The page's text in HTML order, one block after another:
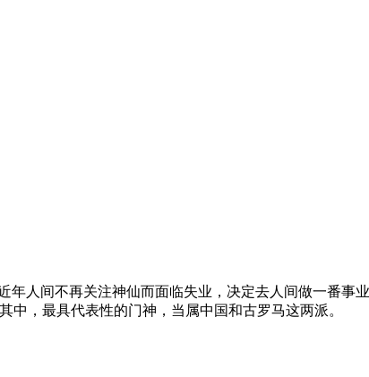
年人间不再关注神仙而面临失业，决定去人间做一番事
，最具代表性的门神，当属中国和古罗马这两派。